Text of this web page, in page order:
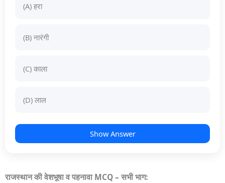
(A) हरा
(B) नारंगी
(C) काला
(D) लाल
Show Answer
राजस्थान की वेशभूषा व पहनावा MCQ – सभी भाग: